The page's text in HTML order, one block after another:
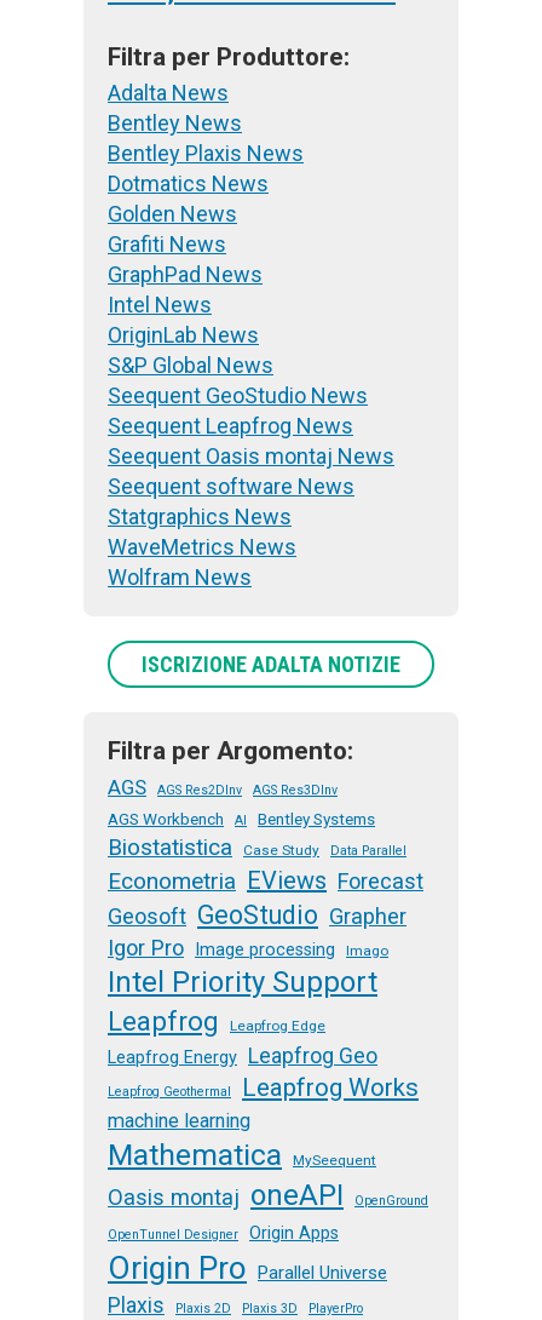
Filtra per Produttore:
Adalta News
Bentley News
Bentley Plaxis News
Dotmatics News
Golden News
Grafiti News
GraphPad News
Intel News
OriginLab News
S&P Global News
Seequent GeoStudio News
Seequent Leapfrog News
Seequent Oasis montaj News
Seequent software News
Statgraphics News
WaveMetrics News
Wolfram News
ISCRIZIONE ADALTA NOTIZIE
Filtra per Argomento:
AGS AGS Res2DInv AGS Res3DInv
AGS Workbench AI Bentley Systems
Biostatistica Case Study Data Parallel
Econometria EViews Forecast
Geosoft GeoStudio Grapher
Igor Pro
Image processing Imago
Intel Priority Support
Leapfrog Leapfrog Edge
Leapfrog Energy Leapfrog Geo
Leapfrog Geothermal Leapfrog Works
machine learning
Mathematica MySeequent
Oasis montaj oneAPI OpenGround
OpenTunnel Designer Origin Apps
Origin Pro Parallel Universe
Plaxis Plaxis 2D Plaxis 3D PlayerPro